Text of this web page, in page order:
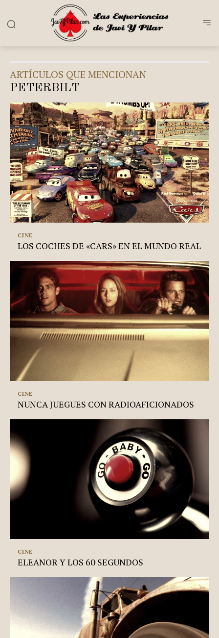
ARTÍCULOS QUE MENCIONAN
PETERBILT
CINE
LOS COCHES DE «CARS» EN EL MUNDO REAL
CINE
NUNCA JUEGUES CON RADIOAFICIONADOS
CINE
ELEANOR Y LOS 60 SEGUNDOS